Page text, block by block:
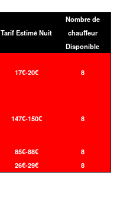
Tarif Estimé Nuit
Nombre de
chauffeur
Disponible
17€-20€ 8
147€-150€ 8
85€-88€
8
26€-29€ 8